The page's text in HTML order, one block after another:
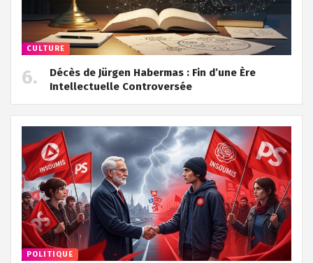
CULTURE
Décès de Jürgen Habermas : Fin d’une Ère
Intellectuelle Controversée
POLITIQUE